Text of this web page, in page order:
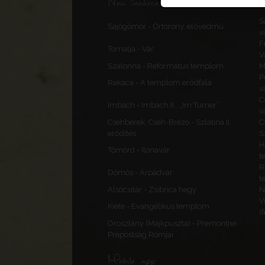
Sajógömör - Őrtorony, elővédmű
Tornalja - Vár
Szalonna - Református templom
Rakaca - A templom erődfala
Imbach - Imbach II., „Im Turner”
Csehberek, Cseh-Brézó - Szlatina II.
erődítés
Tömörd - Ilonavár
Dömös - Árpádvár
Alsócsitár - Zsibrica hegy
Kiéte - Evangélikus templom
Oroszlány (Majkpuszta) - Premontrei
Prépostság Romjai
Mobile app